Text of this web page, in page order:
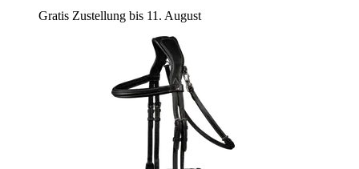
Gratis Zustellung bis 11. August